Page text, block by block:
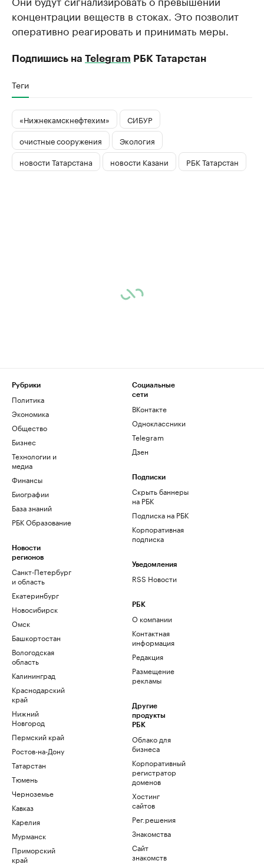
концентрации веществ в стоках. Это позволит
оперативно реагировать и принимать меры.
Подпишись на Telegram РБК Татарстан
Теги
«Нижнекамскнефтехим»
СИБУР
очистные сооружения
Экология
новости Татарстана
новости Казани РБК Татарстан
Рубрики
Политика
Экономика
Общество
Бизнес
Технологии и
медиа
Финансы
Биографии
База знаний
РБК Образование
Новости
регионов
Санкт-Петербург
и область
Екатеринбург
Новосибирск
Омск
Башкортостан
Вологодская
область
Калининград
Краснодарский
край
Нижний
Новгород
Пермский край
Ростов-на-Дону
Татарстан
Тюмень
Черноземье
Кавказ
Карелия
Мурманск
Приморский
край
Социальные
сети
ВКонтакте
Одноклассники
Telegram
Дзен
Подписки
Скрыть баннеры
на РБК
Подписка на РБК
Корпоративная
подписка
Уведомления
RSS Новости
РБК
О компании
Контактная
информация
Редакция
Размещение
рекламы
Другие
продукты
РБК
Облако для
бизнеса
Корпоративный
регистратор
доменов
Хостинг
сайтов
Рег.решения
Знакомства
Сайт
знакомств